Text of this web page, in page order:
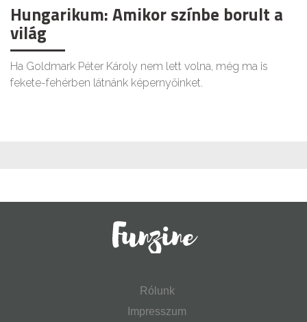
Hungarikum: Amikor színbe borult a
világ
Ha Goldmark Péter Károly nem lett volna, még ma is
fekete-fehérben látnánk képernyőinket.
Rólunk
Impresszum